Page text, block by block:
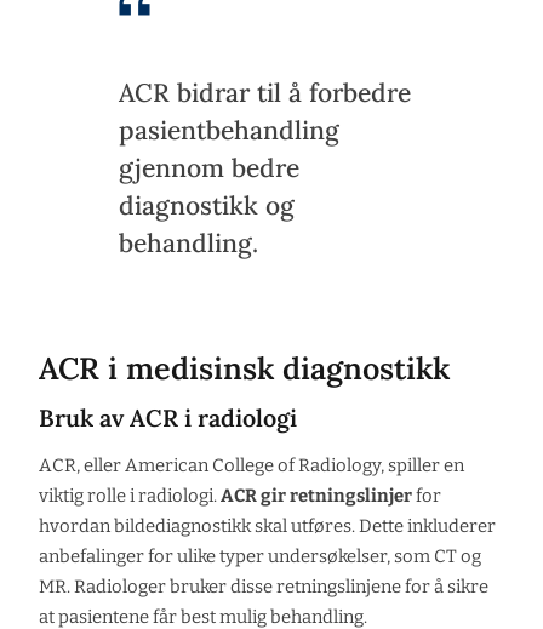
ACR bidrar til å forbedre
pasientbehandling
gjennom bedre
diagnostikk og
behandling.
ACR i medisinsk diagnostikk
Bruk av ACR i radiologi
ACR, eller American College of Radiology, spiller en
viktig rolle i radiologi.ACR gir retningslinjerfor
hvordan bildediagnostikk skal utføres. Dette inkluderer
anbefalinger for ulike typer undersøkelser, som CT og
MR. Radiologer bruker disse retningslinjene for å sikre
at pasientene får best mulig behandling.